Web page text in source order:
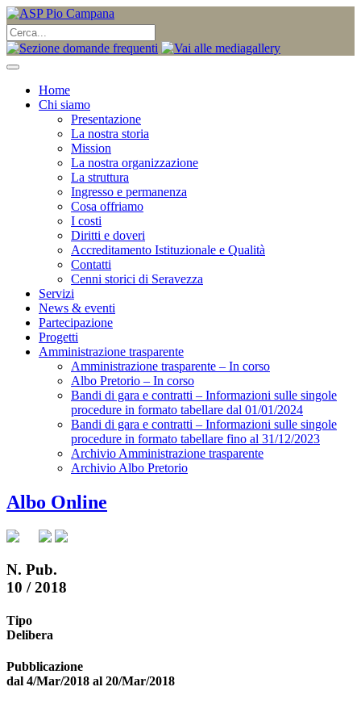
Home
Chi siamo
Presentazione
La nostra storia
Mission
La nostra organizzazione
La struttura
Ingresso e permanenza
Cosa offriamo
I costi
Diritti e doveri
Accreditamento Istituzionale e Qualità
Contatti
Cenni storici di Seravezza
Servizi
News & eventi
Partecipazione
Progetti
Amministrazione trasparente
Amministrazione trasparente – In corso
Albo Pretorio – In corso
Bandi di gara e contratti – Informazioni sulle singole
procedure in formato tabellare dal 01/01/2024
Bandi di gara e contratti – Informazioni sulle singole
procedure in formato tabellare fino al 31/12/2023
Archivio Amministrazione trasparente
Archivio Albo Pretorio
Albo Online
N. Pub.
10 / 2018
Tipo
Delibera
Pubblicazione
dal 4/Mar/2018 al 20/Mar/2018